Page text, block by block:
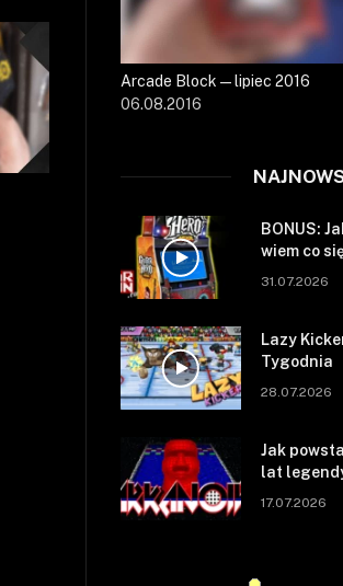
Arcade Block — lipiec 2016
06.08.2016
BONUS:
wiem co
się zepsuł.
31.07.2026
Lazy
Tygodnia
28.07.2026
Jak
lat
17.07.2026